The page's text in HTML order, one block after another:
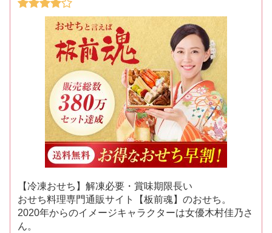
【冷凍おせち】解凍必要・賞味期限長い
おせち料理専門通販サイト【板前魂】のおせち。
2020年からのイメージキャラクターは女優木村佳乃さ
ん。